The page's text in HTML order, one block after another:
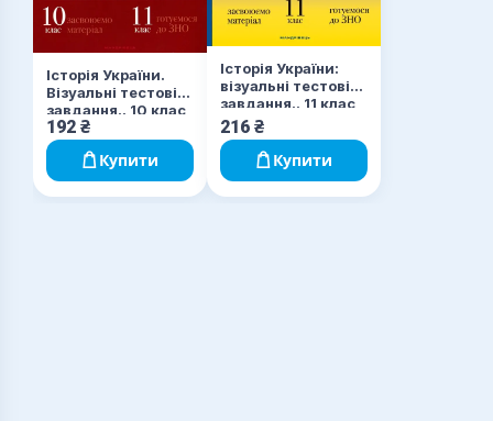
Історія України.
Візуальні тестові
завдання.. 10 клас
192 ₴
Купити
Історія України:
візуальні тестові
завдання.. 11 клас
216 ₴
Купити